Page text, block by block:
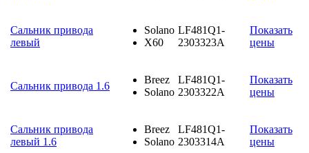
Cальник привода
левый
Solano
X60
LF481Q1-
2303323A
Показать
цены
Сальник привода 1.6
Breez
Solano
LF481Q1-
2303322A
Показать
цены
Сальник привода
левый 1.6
Breez
Solano
LF481Q1-
2303314A
Показать
цены